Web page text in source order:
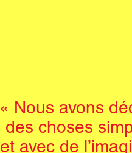
« Nous avons
des choses
et avec de